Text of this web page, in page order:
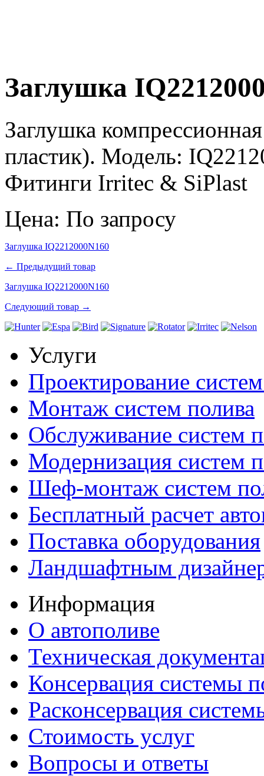
Заглушка
Заглушка
пластик). Модель:
Фитинги Irritec & SiPlast
Цена: По запросу
Заглушка IQ2212000N160
← Предыдущий товар
Заглушка IQ2212000N160
Следующий товар →
Услуги
Проектирование
Монтаж систем полива
Обслуживание систем
Модернизация систем
Шеф-монтаж систем
Бесплатный расчет
Поставка оборудования
Ландшафтным
Информация
О автополиве
Техническая
Консервация системы
Расконсервация
Стоимость услуг
Вопросы и ответы